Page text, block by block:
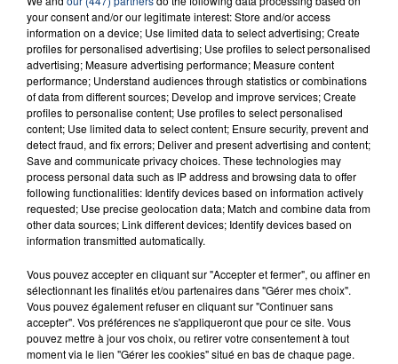
23 juillet 2026
INCENDIE MORTEL À LENS : UNE FEMME ET
SON BÉBÉ ENTRE LA VIE ET LA...
Un homme s'est immolé par le feu après avoir
aspergé sa compagne et leur bébé de trois mois
d'un liquide inflammable.
20 juillet 2026
OPÉRER DE LA CHEVILLE RESSORT DE LA...
La famille a porté plainte contre la clinique qui a
reconnu sa responsabilité et présenté ses
excuses.
your consent and/or our legitimate interest: Store and/or access
information on a device; Use limited data to select advertising; Create
profiles for personalised advertising; Use profiles to select personalised
advertising; Measure advertising performance; Measure content
performance; Understand audiences through statistics or combinations
of data from different sources; Develop and improve services; Create
profiles to personalise content; Use profiles to select personalised
content; Use limited data to select content; Ensure security, prevent and
detect fraud, and fix errors; Deliver and present advertising and content;
Save and communicate privacy choices. These technologies may
process personal data such as IP address and browsing data to offer
following functionalities: Identify devices based on information actively
requested; Use precise geolocation data; Match and combine data from
other data sources; Link different devices; Identify devices based on
information transmitted automatically.
Vous pouvez accepter en cliquant sur "Accepter et fermer", ou affiner en
sélectionnant les finalités et/ou partenaires dans "Gérer mes choix".
Vous pouvez également refuser en cliquant sur "Continuer sans
accepter". Vos préférences ne s'appliqueront que pour ce site. Vous
pouvez mettre à jour vos choix, ou retirer votre consentement à tout
moment via le lien "Gérer les cookies" situé en bas de chaque page.